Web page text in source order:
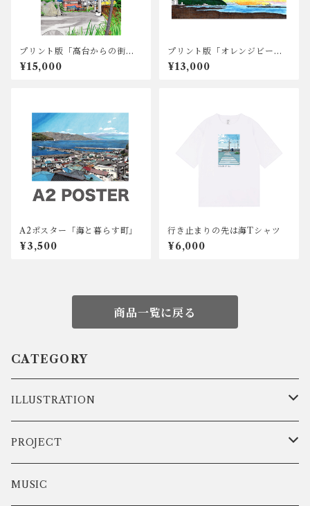
プリント版「高台からの街並
み」
¥15,000
プリント版「オレンジビー
チ」
¥13,000
A2ポスター「海と暮らす町」
¥3,500
行き止まりの先は海Tシャツ
¥6,000
商品一覧に戻る
CATEGORY
ILLUSTRATION
DATA
ART
PROJECT
弾きこもり集
MUSIC